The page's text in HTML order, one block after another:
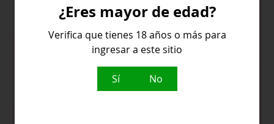
Notas de frutas rojas maduras,
especias dulces y toques balsámicos
En boca expresivo y elegante, con
taninos bien integrados a la vez que
¿Eres mayor de edad?
Verifica que tienes 18 años o más para
ingresar a este sitio
Sí No